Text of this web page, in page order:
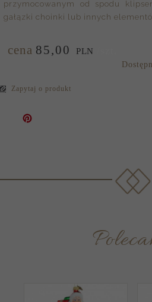
przymocowanym od spodu
gałązki choinki lub innych
cena 85,00 PLN
Zapytaj o produkt